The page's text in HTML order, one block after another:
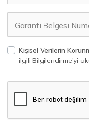
Garanti Belgesi
Kişisel Verilerin
ilgili Bilgilendirme'yi